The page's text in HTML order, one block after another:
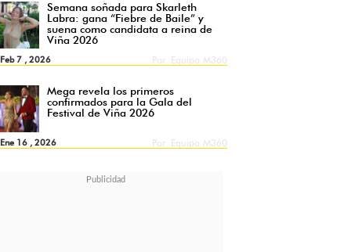
Semana soñada para Skarleth
Labra: gana “Fiebre de Baile” y
suena como candidata a reina de
Viña 2026
Feb 7 , 2026
Mega revela los primeros
confirmados para la Gala del
Festival de Viña 2026
Ene 16 , 2026